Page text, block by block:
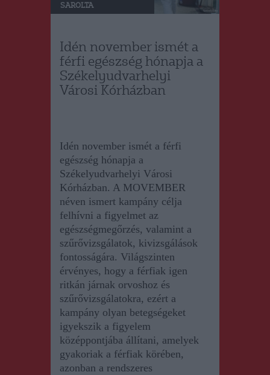
SAROLTA
Idén november ismét a
férfi egészség hónapja a
Székelyudvarhelyi
Városi Kórházban
Idén november ismét a férfi
egészség hónapja a
Székelyudvarhelyi Városi
Kórházban. A MOVEMBER
néven ismert kampány célja
felhívni a figyelmet az
egészségmegőrzés, valamint a
szűrővizsgálatok, kivizsgálások
fontosságára. Világszinten
érvényes, hogy a férfiak igen
ritkán járnak orvoshoz és
szűrővizsgálatokra, ezért a
kampány olyan betegségeket
igyekszik a figyelem
középpontjába állítani, amelyek
gyakoriak a férfiak körében,
azonban a rendszeres